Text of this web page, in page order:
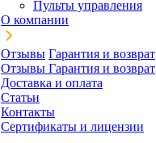
Пульты управления
О компании
Отзывы Гарантия и возврат
Отзывы Гарантия и возврат
Доставка и оплата
Статьи
Контакты
Сертификаты и лицензии